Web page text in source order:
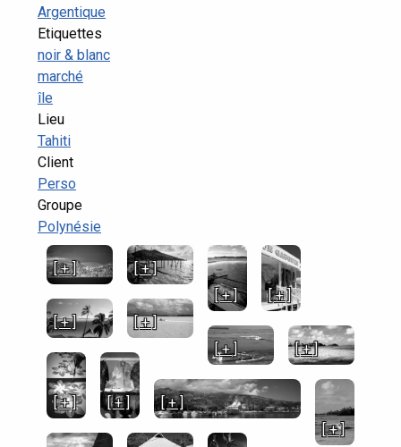
Argentique
Etiquettes
noir & blanc
marché
île
Lieu
Tahiti
Client
Perso
Groupe
Polynésie
[ + ]
[ + ]
[ + ]
[ + ]
[ + ]
[ + ]
[ + ]
[ + ]
[ + ] [ + ] [ + ]
[ + ]